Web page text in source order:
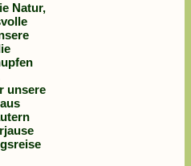
Natur,
unsere